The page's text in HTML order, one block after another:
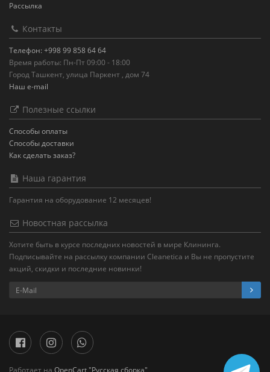
Рассылка
Контакты
Телефон: +998 99 858 64 64
Время работы: Пн-Пт 09:00 - 18:00
Город Ташкент, улица Паркент , дом 74
Наш e-mail
Полезные ссылки
Способы оплаты
Способы доставки
Как сделать заказ?
Наша гарантия
Гарантия на оборудование 12 месяцев!
Новостная рассылка
Хотите быть в курсе последних новостей в мире Клининга.
Подписывайте на рассылку компании Cleanetica и Вы не пропустите
акций, скидки и последние новинки!
Работает на OpenCart "Русская сборка"